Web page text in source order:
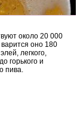
около 20 000
оно 180
легкого,
горького и
пива.